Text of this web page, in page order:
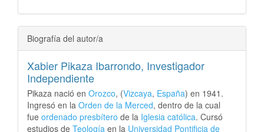
Biografía del autor/a
Xabier Pikaza Ibarrondo, Investigador
Independiente
Pikaza nació en Orozco, (Vizcaya, España) en 1941.
Ingresó en la Orden de la Merced, dentro de la cual
fue ordenado presbítero de la Iglesia católica. Cursó
estudios de Teología en la Universidad Pontificia de